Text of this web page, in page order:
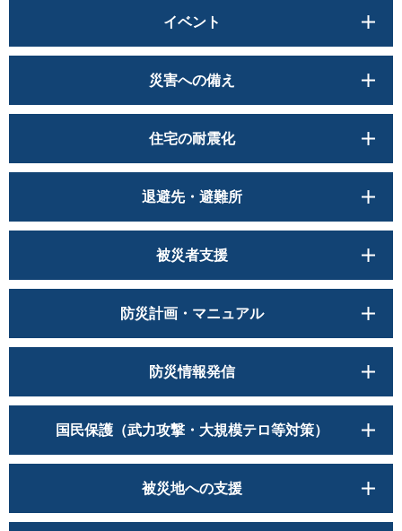
イベント
災害への備え
住宅の耐震化
退避先・避難所
被災者支援
防災計画・マニュアル
防災情報発信
国民保護（武力攻撃・大規模テロ等対策）
被災地への支援